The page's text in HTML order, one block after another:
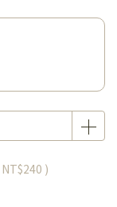
NT$240 )